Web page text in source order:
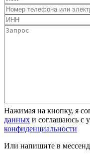
Нажимая на кнопку, я
данных и соглашаюсь с
конфиденциальности
Или напишите в